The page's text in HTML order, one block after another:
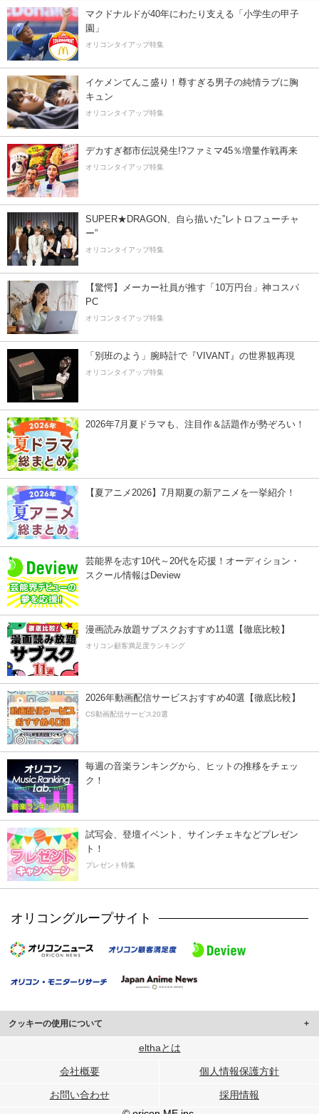
マクドナルドが40年にわたり支える「小学生の甲子
園」
オリコンタイアップ特集
イケメンてんこ盛り！尊すぎる男子の純情ラブに胸
キュン
オリコンタイアップ特集
デカすぎ都市伝説発生!?ファミマ45％増量作戦再来
オリコンタイアップ特集
SUPER★DRAGON、自ら描いた”レトロフューチャ
ー”
オリコンタイアップ特集
【驚愕】メーカー社員が推す「10万円台」神コスパ
PC
オリコンタイアップ特集
「別班のよう」腕時計で『VIVANT』の世界観再現
オリコンタイアップ特集
2026年7月夏ドラマも、注目作＆話題作が勢ぞろい！
【夏アニメ2026】7月期夏の新アニメを一挙紹介！
芸能界を志す10代～20代を応援！オーディション・
スクール情報はDeview
漫画読み放題サブスクおすすめ11選【徹底比較】
オリコン顧客満足度ランキング
2026年動画配信サービスおすすめ40選【徹底比較】
CS動画配信サービス20選
毎週の音楽ランキングから、ヒットの推移をチェッ
ク！
試写会、登壇イベント、サインチェキなどプレゼン
ト！
プレゼント特集
オリコングループサイト
クッキーの使用について
このサイトでは Cookie を使用して、ユーザーに合わせたコンテンツや広告の
行っています。
メディアや広告配信、データ解析の各パートナーに提供しています。
各パートナーは、この情報とユーザーが各パートナーに提供した他の情報や、
elthaとは
会社概要 個人情報保護方針
お問い合わせ
採用情報